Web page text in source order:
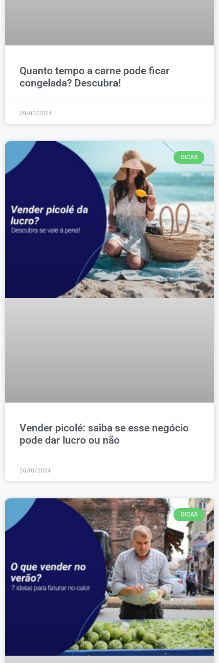
Quanto tempo a carne pode ficar
congelada? Descubra!
09/02/2024
DICAS
Vender picolé: saiba se esse negócio
pode dar lucro ou não
26/01/2024
DICAS